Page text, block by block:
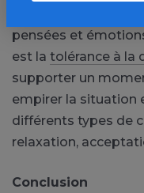
pensées et
est la tolérance à la
supporter un
empirer la situation
différents types de
relaxation,
Conclusion